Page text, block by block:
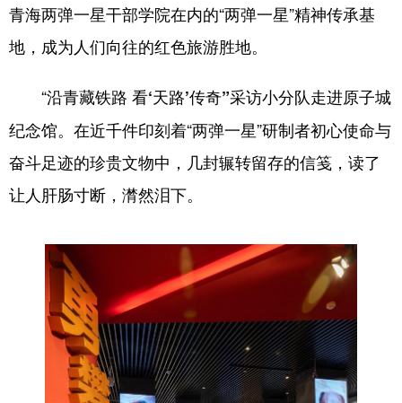
青海两弹一星干部学院在内的“两弹一星”精神传承基
地，成为人们向往的红色旅游胜地。
“沿青藏铁路 看‘天路’传奇”采访小分队走进原子城
纪念馆。在近千件印刻着“两弹一星”研制者初心使命与
奋斗足迹的珍贵文物中，几封辗转留存的信笺，读了
让人肝肠寸断，潸然泪下。